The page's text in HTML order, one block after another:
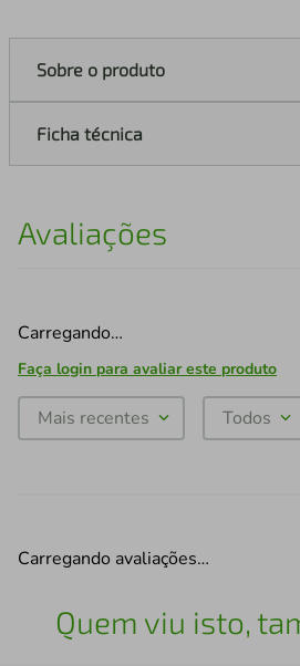
Sobre o produto
Ficha técnica
Avaliações
Carregando…
Faça login para avaliar este produto
Mais recentes Todos
Carregando avaliações…
Quem viu isto,